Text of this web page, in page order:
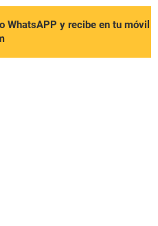
WhatsAPP y recibe en tu móvil